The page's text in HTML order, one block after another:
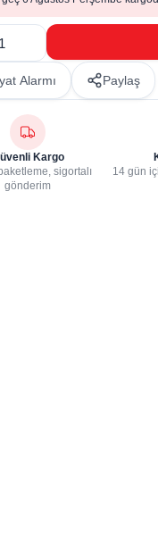
Alarmı Paylaş
Kargo
sigortalı
gönderim
14 gün